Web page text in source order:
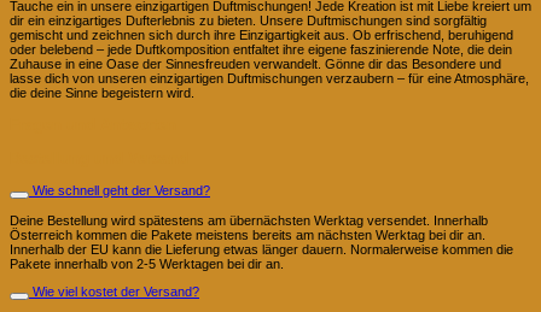
Tauche ein in unsere einzigartigen Duftmischungen! Jede Kreation ist mit Liebe kreiert um
dir ein einzigartiges Dufterlebnis zu bieten. Unsere Duftmischungen sind sorgfältig
gemischt und zeichnen sich durch ihre Einzigartigkeit aus. Ob erfrischend, beruhigend
oder belebend – jede Duftkomposition entfaltet ihre eigene faszinierende Note, die dein
Zuhause in eine Oase der Sinnesfreuden verwandelt. Gönne dir das Besondere und
lasse dich von unseren einzigartigen Duftmischungen verzaubern – für eine Atmosphäre,
die deine Sinne begeistern wird.
Wie schnell geht der Versand?
Deine Bestellung wird spätestens am übernächsten Werktag versendet. Innerhalb
Österreich kommen die Pakete meistens bereits am nächsten Werktag bei dir an.
Innerhalb der EU kann die Lieferung etwas länger dauern. Normalerweise kommen die
Pakete innerhalb von 2-5 Werktagen bei dir an.
Wie viel kostet der Versand?